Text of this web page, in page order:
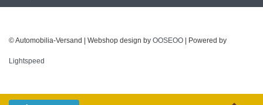
© Automobilia-Versand | Webshop design by OOSEOO | Powered by
Lightspeed